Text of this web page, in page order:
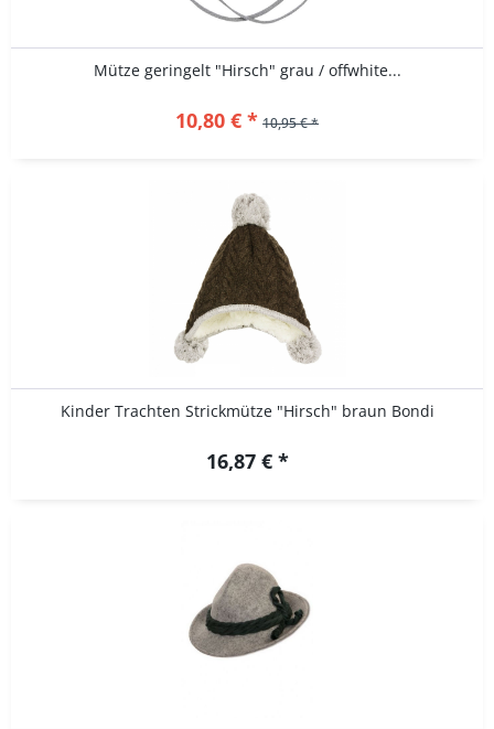
Mütze geringelt "Hirsch" grau / offwhite...
10,80 € * 10,95 € *
Kinder Trachten Strickmütze "Hirsch" braun Bondi
16,87 € *